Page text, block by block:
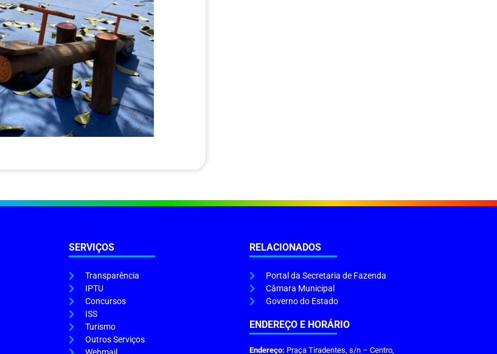
SERVIÇOS
Transparência
IPTU
Concursos
ISS
Turismo
Outros Serviços
RELACIONADOS
Portal da Secretaria de Fazenda
Câmara Municipal
Governo do Estado
ENDEREÇO E HORÁRIO
Endereço: Praça Tiradentes, s/n – Centro,